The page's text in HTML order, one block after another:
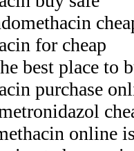
for cheap
best place to
purchase
online